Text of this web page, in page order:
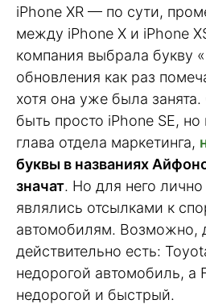
iPhone XR — по сути,
между iPhone X и iPhone
компания выбрала букву
обновления как раз
хотя она уже была
быть просто iPhone SE,
глава отдела маркетинга,
буквы в названиях
значат. Но для него
являлись отсылками к
автомобилям. Возможно,
действительно есть:
недорогой автомобиль, а
недорогой и быстрый.